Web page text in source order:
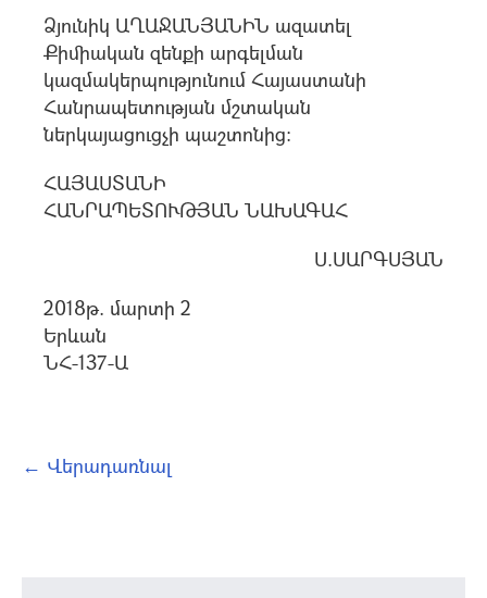
Ձյունիկ ԱՂԱՋԱՆՅԱՆԻՆ ազատել
Քիմիական զենքի արգելման
կազմակերպությունում Հայաստանի
Հանրապետության մշտական
ներկայացուցչի պաշտոնից:
ՀԱՅԱՍՏԱՆԻ
ՀԱՆՐԱՊԵՏՈՒԹՅԱՆ ՆԱԽԱԳԱՀ
Ս.ՍԱՐԳՍՅԱՆ
2018թ. մարտի 2
Երևան
ՆՀ-137-Ա
← Վերադառնալ